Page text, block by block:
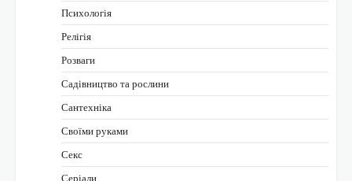
Психологія
Релігія
Розваги
Садівництво та рослини
Сантехніка
Своїми руками
Секс